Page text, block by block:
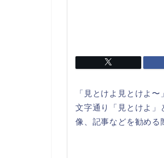
「見とけよ見とけよ
文字通り「見とけよ」
像、記事などを勧める